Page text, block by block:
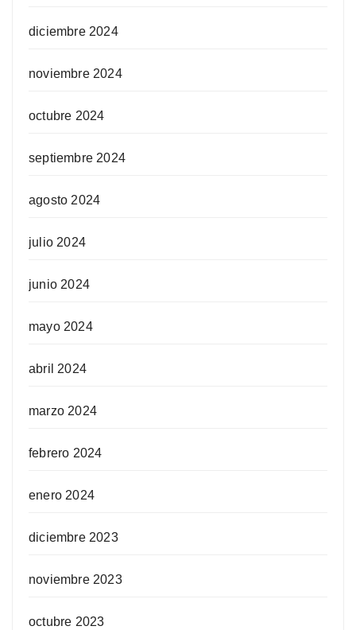
diciembre 2024
noviembre 2024
octubre 2024
septiembre 2024
agosto 2024
julio 2024
junio 2024
mayo 2024
abril 2024
marzo 2024
febrero 2024
enero 2024
diciembre 2023
noviembre 2023
octubre 2023